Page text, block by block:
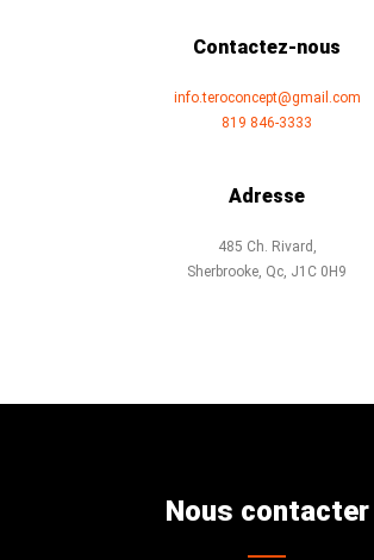
Contactez-nous
info.teroconcept@gmail.com
819 846-3333
Adresse
485 Ch. Rivard,
Sherbrooke, Qc, J1C 0H9
Nous contacter